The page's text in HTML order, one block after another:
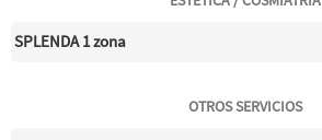
SPLENDA 1 zona
OTROS SERVICIOS